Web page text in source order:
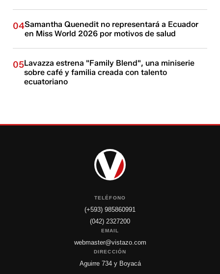
04Samantha Quenedit no representará a Ecuador
en Miss World 2026 por motivos de salud
05Lavazza estrena "Family Blend", una miniserie
sobre café y familia creada con talento
ecuatoriano
TELÉFONO
(+593) 985860991
(042) 2327200
EMAIL
webmaster@vistazo.com
DIRECCIÓN
Aguirre 734 y Boyacá